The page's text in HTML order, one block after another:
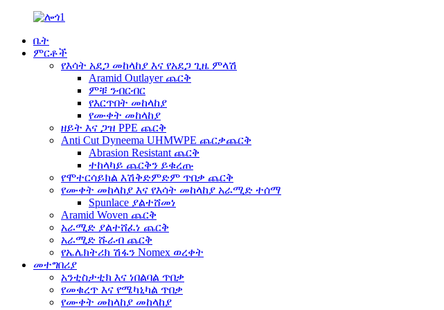
ቤት
ምርቶች
የእሳት አደጋ መከላከያ እና የአደጋ ጊዜ ምላሽ
Aramid Outlayer ጨርቅ
ምቹ ንብርብር
የእርጥበት መከላከያ
የሙቀት መከላከያ
ዘይት እና ጋዝ PPE ጨርቅ
Anti Cut Dyneema UHMWPE ጨርቃጨርቅ
Abrasion Resistant ጨርቅ
ተከላካይ ጨርቅን ይቁረጡ
የሞተርሳይክል እሽቅድምድም ጥበቃ ጨርቅ
የሙቀት መከላከያ እና የእሳት መከላከያ አራሚድ ተሰማ
Spunlace ያልተሸመነ
Aramid Woven ጨርቅ
አራሚድ ያልተሸፈነ ጨርቅ
አራሚድ ሹራብ ጨርቅ
የኤሌክትሪክ ሽፋን Nomex ወረቀት
መተግበሪያ
አንቲስታቲክ እና ነበልባል ጥበቃ
የመቁረጥ እና የሜካኒካል ጥበቃ
የሙቀት መከላከያ መከላከያ